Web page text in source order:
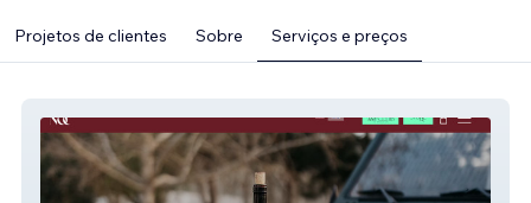
Projetos de clientes Sobre Serviços e preços